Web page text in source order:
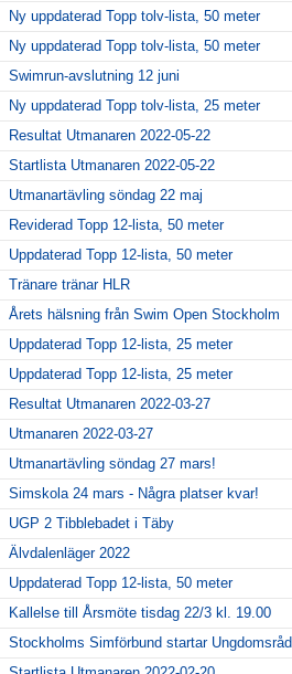
Ny uppdaterad Topp tolv-lista, 50 meter
Ny uppdaterad Topp tolv-lista, 50 meter
Swimrun-avslutning 12 juni
Ny uppdaterad Topp tolv-lista, 25 meter
Resultat Utmanaren 2022-05-22
Startlista Utmanaren 2022-05-22
Utmanartävling söndag 22 maj
Reviderad Topp 12-lista, 50 meter
Uppdaterad Topp 12-lista, 50 meter
Tränare tränar HLR
Årets hälsning från Swim Open Stockholm
Uppdaterad Topp 12-lista, 25 meter
Uppdaterad Topp 12-lista, 25 meter
Resultat Utmanaren 2022-03-27
Utmanaren 2022-03-27
Utmanartävling söndag 27 mars!
Simskola 24 mars - Några platser kvar!
UGP 2 Tibblebadet i Täby
Älvdalenläger 2022
Uppdaterad Topp 12-lista, 50 meter
Kallelse till Årsmöte tisdag 22/3 kl. 19.00
Stockholms Simförbund startar Ungdomsråd